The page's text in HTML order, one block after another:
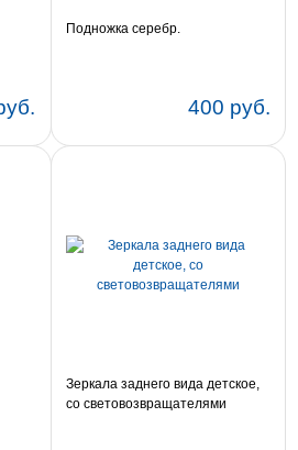
Подножка серебр.
400 руб.
Зеркала заднего вида детское,
со световозвращателями